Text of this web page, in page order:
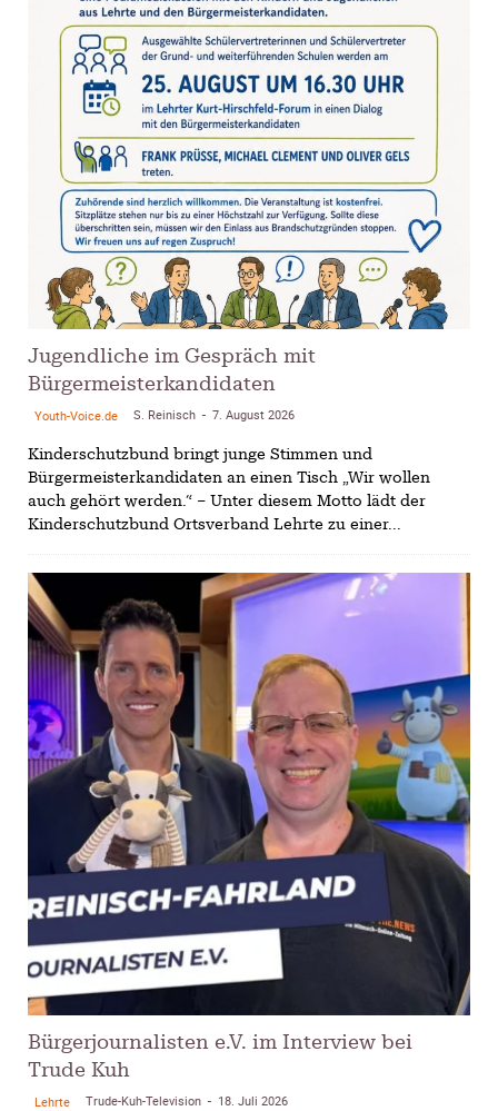
Jugendliche im Gespräch mit
Bürgermeisterkandidaten
Youth-Voice.de S. Reinisch - 7. August 2026
Kinderschutzbund bringt junge Stimmen und
Bürgermeisterkandidaten an einen Tisch „Wir wollen
auch gehört werden.“ – Unter diesem Motto lädt der
Kinderschutzbund Ortsverband Lehrte zu einer...
Bürgerjournalisten e.V. im Interview bei
Trude Kuh
Lehrte Trude-Kuh-Television - 18. Juli 2026